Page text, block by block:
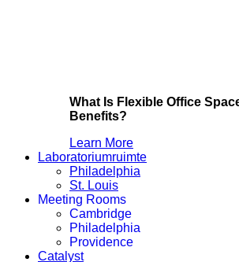
What Is Flexible Office
Benefits?
Learn More
Laboratoriumruimte
Philadelphia
St. Louis
Meeting Rooms
Cambridge
Philadelphia
Providence
Catalyst